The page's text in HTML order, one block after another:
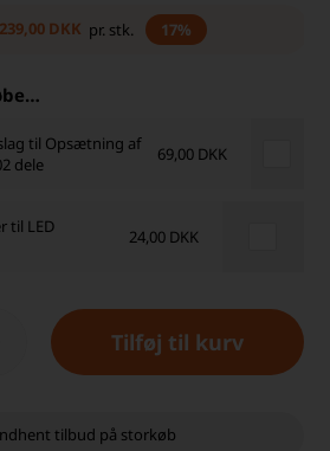
239,00 DKK pr. stk. 17%
til Opsætning af
dele
69,00 DKK
til LED
24,00 DKK
tilbud på storkøb